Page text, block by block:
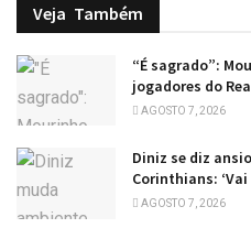
Veja Também
“É sagrado”:
jogadores do
AGOSTO 7, 2026
Diniz se diz
Corinthians:
AGOSTO 7, 2026